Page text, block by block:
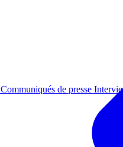
Communiqués de presse